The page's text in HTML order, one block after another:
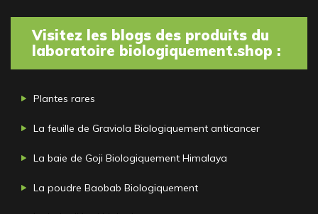
Visitez les blogs des produits du
laboratoire biologiquement.shop :
Plantes rares
La feuille de Graviola Biologiquement anticancer
La baie de Goji Biologiquement Himalaya
La poudre Baobab Biologiquement